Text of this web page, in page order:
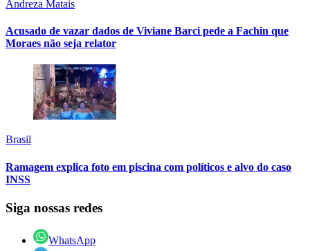
Andreza Matais
Acusado de vazar dados de Viviane Barci pede a Fachin que
Moraes não seja relator
Brasil
Ramagem explica foto em piscina com políticos e alvo do caso
INSS
Siga nossas redes
WhatsApp